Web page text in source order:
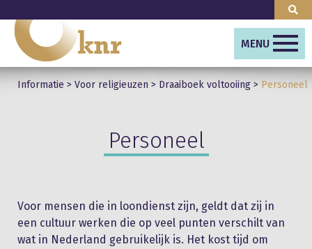
MENU
Informatie > Voor religieuzen > Draaiboek voltooiing > Personeel
Personeel
Voor mensen die in loondienst zijn, geldt dat zij in
een cultuur werken die op veel punten verschilt van
wat in Nederland gebruikelijk is. Het kost tijd om